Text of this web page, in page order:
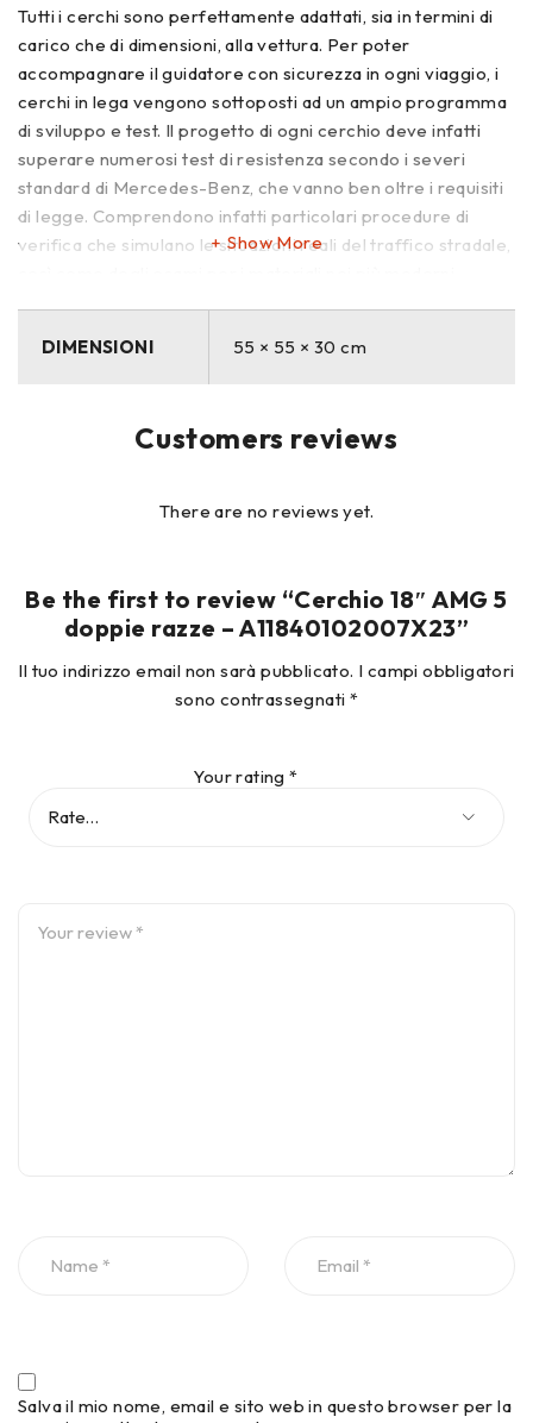
Tutti i cerchi sono perfettamente adattati, sia in termini di
carico che di dimensioni, alla vettura. Per poter
accompagnare il guidatore con sicurezza in ogni viaggio, i
cerchi in lega vengono sottoposti ad un ampio programma
di sviluppo e test. Il progetto di ogni cerchio deve infatti
superare numerosi test di resistenza secondo i severi
standard di Mercedes-Benz, che vanno ben oltre i requisiti
di legge. Comprendono infatti particolari procedure di
verifica che simulano le situazioni reali del traffico stradale,
quello della nebbia salina altamente corrosiva oppure
quello del programma di clima variabile lungo 28 giorni.
Mercedes-Benz possono essere compresi
I cerchi in lega AMG sono forniti senza pneumatici,
8 J x 18 ET 49
Show More
DIMENSIONI 55 × 55 × 30 cm
Customers reviews
There are no reviews yet.
Be the first to review “Cerchio 18″ AMG 5
doppie razze – A11840102007X23”
Il tuo indirizzo email non sarà pubblicato. I campi obbligatori
sono contrassegnati *
Your rating*
Salva il mio nome, email e sito web in questo browser per la